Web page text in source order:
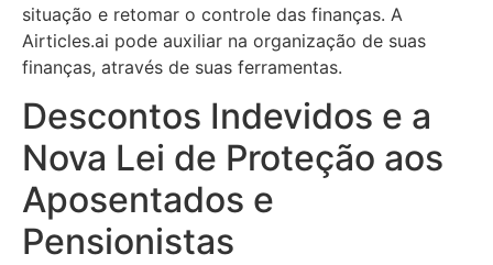
situação e retomar o controle das finanças. A
Airticles.ai pode auxiliar na organização de suas
finanças, através de suas ferramentas.
Descontos Indevidos e a
Nova Lei de Proteção aos
Aposentados e
Pensionistas